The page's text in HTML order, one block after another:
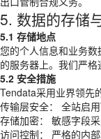
5. 数据的存储
5.1 存储地点
您的个人信息和业务
的服务器上。我们严格
5.2 安全措施
Tendata采用业界领先
传输层安全： 全站启
存储加密： 敏感字段
访问控制： 严格的内